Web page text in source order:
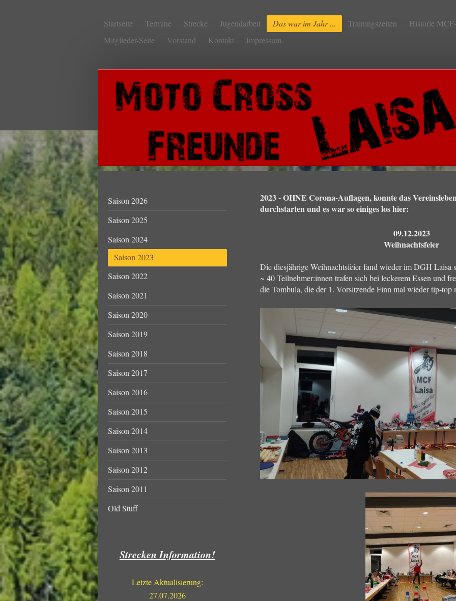
Startseite Termine Strecke Jugendarbeit Das war im Jahr ... Trainingszeiten
Historie
Mitglieder-Seite
Vorstand Kontakt Impressum
2023 - OHNE Corona-Auflagen, konnte das
durchstarten und es war so einiges los hier:
09.12.2023
Weihnachtsfeier
Die diesjährige Weihnachtsfeier fand wieder im DGH Laisa
~ 40 Teilnehmer:innen trafen sich bei leckerem Essen und
die Tombula, die der 1. Vorsitzende Finn mal wieder tip-top
Saison 2026
Saison 2025
Saison 2024
Saison 2023
Saison 2022
Saison 2021
Saison 2020
Saison 2019
Saison 2018
Saison 2017
Saison 2016
Saison 2015
Saison 2014
Saison 2013
Saison 2012
Saison 2011
Old Stuff
Strecken Information!
Letzte Aktualisierung:
27.07.2026